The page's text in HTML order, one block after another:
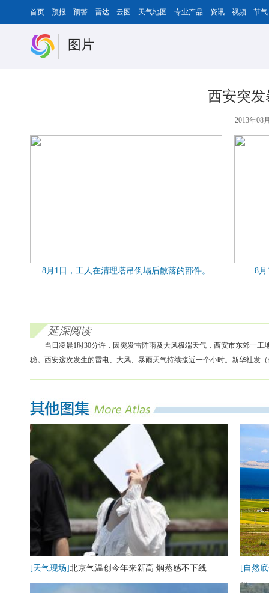
首页 预报 预警 雷达 云图 天气地图 专业产品 资讯 视频 节气
图片
西安突发
2013年08
8月1日，工人在清理塔吊倒塌后散落的部件。 8
延深阅读
当日凌晨1时30分许，因突发雷阵雨及大风极端天气，西安市东郊一
稳。西安这次发生的雷电、大风、暴雨天气持续接近一个小时。新华社发
[天气现场]北京气温创今年来新高 焖蒸感不下线
[自然
卷